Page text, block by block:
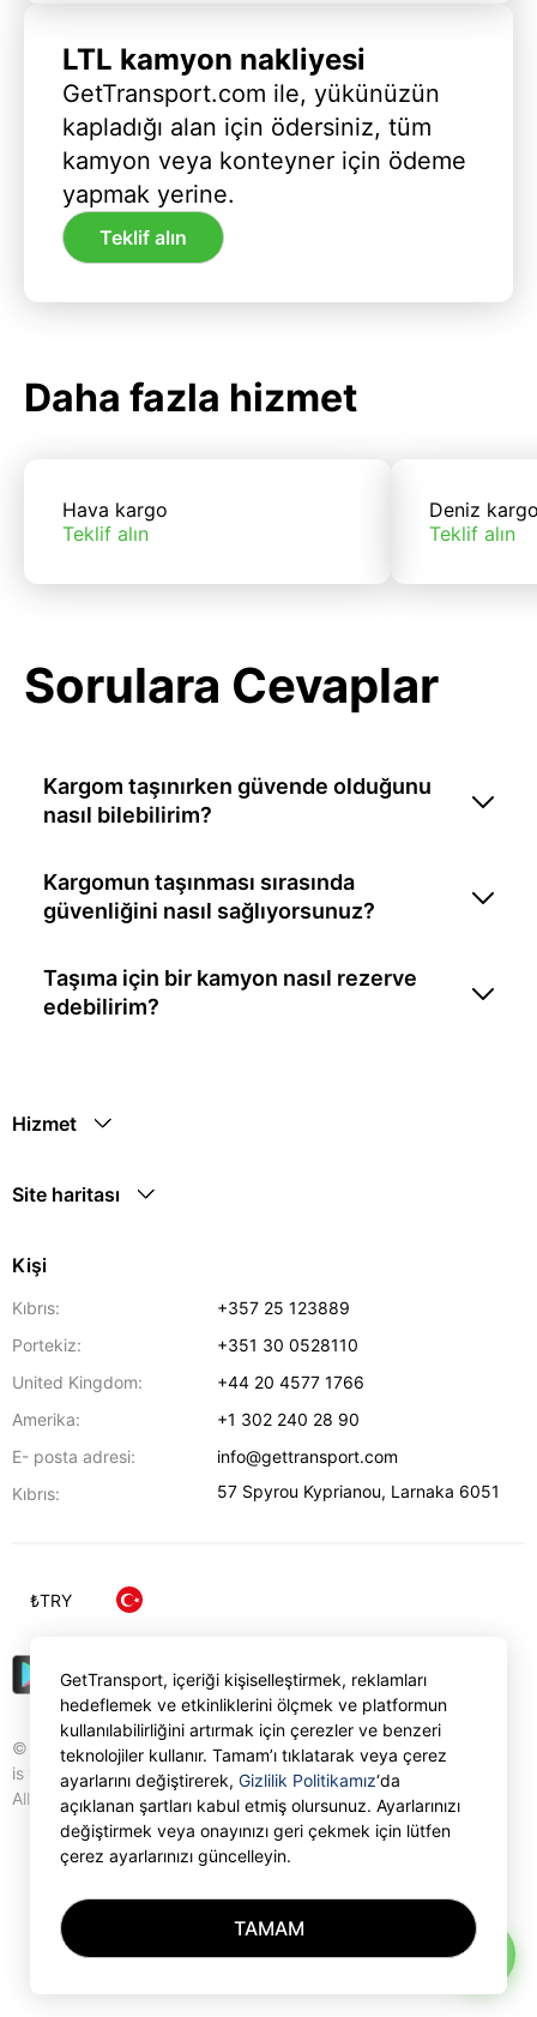
LTL kamyon nakliyesi
GetTransport.com ile, yükünüzün
kapladığı alan için ödersiniz, tüm
kamyon veya konteyner için ödeme
yapmak yerine.
Teklif alın
Daha fazla hizmet
Hava kargo
Teklif alın
Deniz
Teklif alın
Sorulara Cevaplar
Kargom taşınırken güvende olduğunu
nasıl bilebilirim?
Kargomun taşınması sırasında
güvenliğini nasıl sağlıyorsunuz?
Taşıma için bir kamyon nasıl rezerve
edebilirim?
Hizmet
Site haritası
Kişi
Kıbrıs:
+357 25 123889
Portekiz:
+351 30 0528110
United Kingdom:
+44 20 4577 1766
Amerika:
+1 302 240 28 90
E- posta adresi:
info@gettransport.com
Kıbrıs:
57 Spyrou Kyprianou, Larnaka 6051
© Gettransport International Limited. GetTransport®
is trademark of Gettransport International Limited.
All rights reserved.
₺TRY
GetTransport, içeriği kişiselleştirmek, reklamları
hedeflemek ve etkinliklerini ölçmek ve platformun
kullanılabilirliğini artırmak için çerezler ve benzeri
teknolojiler kullanır. Tamam’ı tıklatarak veya çerez
ayarlarını değiştirerek, Gizlilik Politikamız‘da
açıklanan şartları kabul etmiş olursunuz. Ayarlarınızı
değiştirmek veya onayınızı geri çekmek için lütfen
çerez ayarlarınızı güncelleyin.
TAMAM
AI